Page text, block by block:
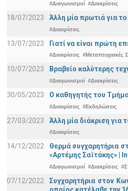
#Διαγωνισμοί #Διακρίσεις
18/07/2023 Άλλη μία πρωτιά για
#Διακρίσεις
13/07/2023 Γιατί να είναι πρώτη
#Διακρίσεις #Μεταπτυχιακές
10/07/2023 Βραβείο καλύτερης
#Διαγωνισμοί #Διακρίσεις
30/05/2023 Ο καθηγητής του
#Διακρίσεις #Εκδηλώσεις
27/03/2023 Άλλη μία διάκριση
#Διακρίσεις
14/12/2022
Θερμά συγχαρητήρια
«Αρτέμης Σαϊτάκης» |
#Διαγωνισμοί #Διακρίσεις
07/12/2022
Συγχαρητήρια στον